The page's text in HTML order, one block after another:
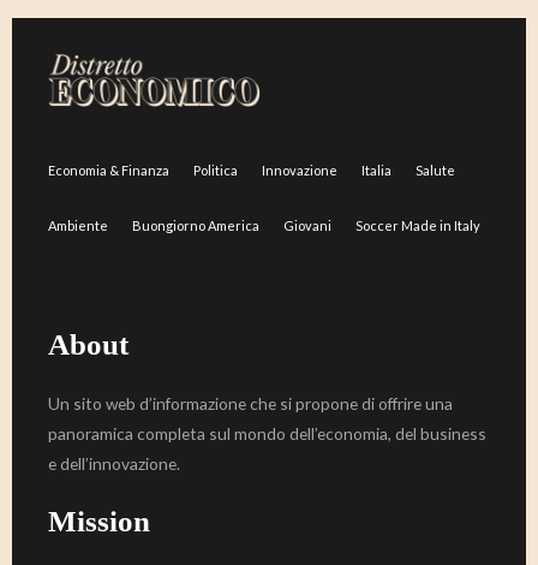
Economia & Finanza Politica Innovazione Italia Salute
Ambiente Buongiorno America Giovani Soccer Made in Italy
About
Un sito web d’informazione che si propone di offrire una
panoramica completa sul mondo dell’economia, del business
e dell’innovazione.
Mission